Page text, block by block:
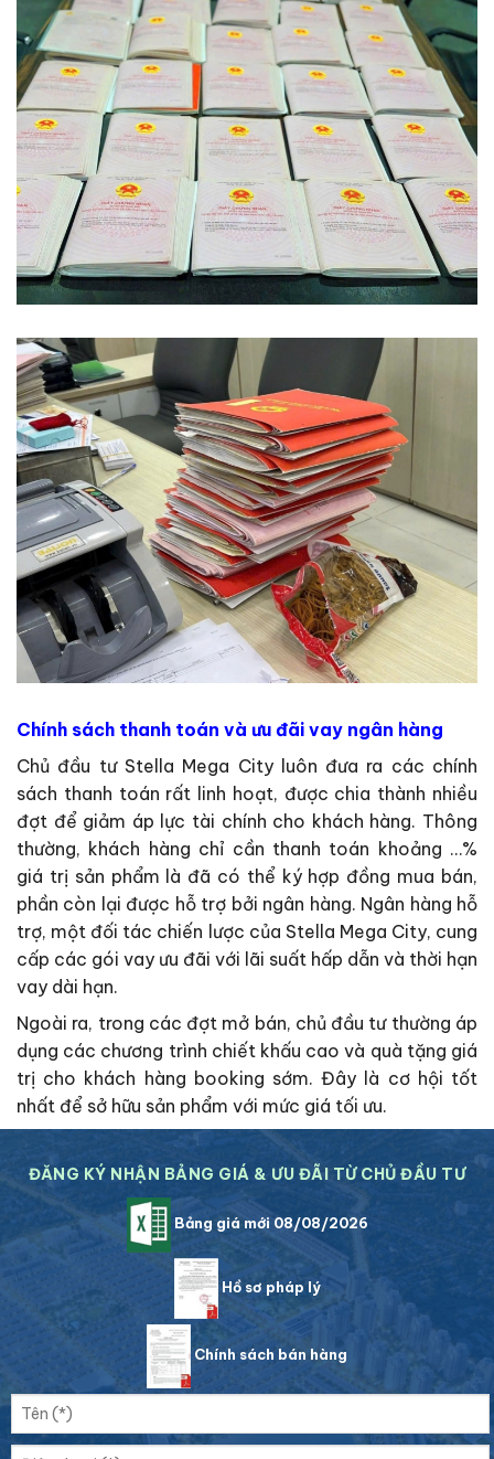
Chính sách thanh toán và ưu đãi vay ngân hàng
Chủ đầu tư Stella Mega City luôn đưa ra các chính
sách thanh toán rất linh hoạt, được chia thành nhiều
đợt để giảm áp lực tài chính cho khách hàng. Thông
thường, khách hàng chỉ cần thanh toán khoảng …%
giá trị sản phẩm là đã có thể ký hợp đồng mua bán,
phần còn lại được hỗ trợ bởi ngân hàng. Ngân hàng hỗ
trợ, một đối tác chiến lược của Stella Mega City, cung
cấp các gói vay ưu đãi với lãi suất hấp dẫn và thời hạn
vay dài hạn.
Ngoài ra, trong các đợt mở bán, chủ đầu tư thường áp
dụng các chương trình chiết khấu cao và quà tặng giá
trị cho khách hàng booking sớm. Đây là cơ hội tốt
nhất để sở hữu sản phẩm với mức giá tối ưu.
ĐĂNG KÝ NHẬN BẢNG GIÁ & ƯU ĐÃI TỪ CHỦ ĐẦU TƯ
Bảng giá mới 08/08/2026
Hồ sơ pháp lý
Chính sách bán hàng